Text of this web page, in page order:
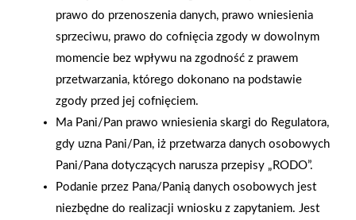
2025-12-31
Otwarcie sklepu PSB
Mrówka w Wyrzysku
prawo do przenoszenia danych, prawo wniesienia
sprzeciwu, prawo do cofnięcia zgody w dowolnym
momencie bez wpływu na zgodność z prawem
przetwarzania, którego dokonano na podstawie
zgody przed jej cofnięciem.
Ma Pani/Pan prawo wniesienia skargi do Regulatora,
gdy uzna Pani/Pan, iż przetwarza danych osobowych
Pani/Pana dotyczących narusza przepisy „RODO”.
Podanie przez Pana/Panią danych osobowych jest
niezbędne do realizacji wniosku z zapytaniem. Jest
Polityka plików cookies